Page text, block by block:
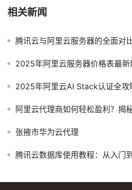
相关新闻
腾讯云与阿里云服务器的全面对
2025年阿里云服务器价格表最新
2025年阿里云AI Stack认证全攻
阿里云代理商如何轻松盈利？揭
张掖市华为云代理
腾讯云数据库使用教程：从入门